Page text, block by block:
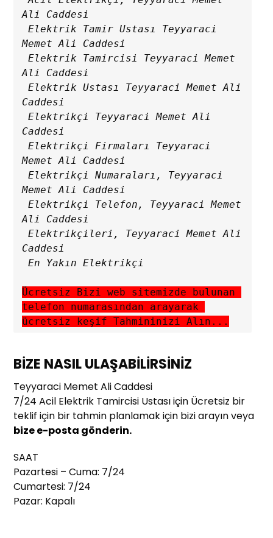
Ali Caddesi
Elektrik Tamir Ustası Teyyaraci
Memet Ali Caddesi
Elektrik Tamircisi Teyyaraci Memet
Ali Caddesi
Elektrik Ustası Teyyaraci Memet Ali
Caddesi
Elektrikçi Teyyaraci Memet Ali
Caddesi
Elektrikçi Firmaları Teyyaraci
Memet Ali Caddesi
Elektrikçi Numaraları, Teyyaraci
Memet Ali Caddesi
Elektrikçi Telefon, Teyyaraci Memet
Ali Caddesi
Elektrikçileri, Teyyaraci Memet Ali
Caddesi
Ücretsiz Bizi web sitemizde bulunan
telefon numarasından arayarak
ücretsiz keşif Tahmininizi Alın...
BİZE NASIL ULAŞABİLİRSİNİZ
Teyyaraci Memet Ali Caddesi
7/24 Acil Elektrik Tamircisi Ustası için Ücretsiz bir
teklif için bir tahmin planlamak için bizi arayın veya
bize e-posta gönderin.
SAAT
Pazartesi – Cuma: 7/24
Cumartesi: 7/24
Pazar: Kapalı